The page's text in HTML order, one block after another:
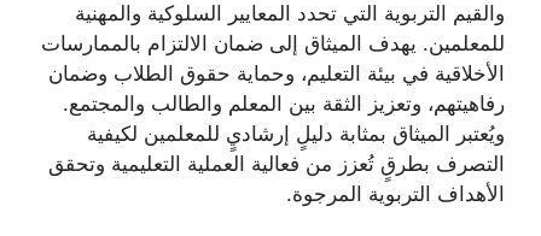
والقيم التربوية التي تحدد المعايير السلوكية والمهنية
للمعلمين. يهدف الميثاق إلى ضمان الالتزام بالممارسات
الأخلاقية في بيئة التعليم، وحماية حقوق الطلاب وضمان
رفاهيتهم، وتعزيز الثقة بين المعلم والطالب والمجتمع.
ويُعتبر الميثاق بمثابة دليلٍ إرشاديٍ للمعلمين لكيفية
التصرف بطرقٍ تُعزز من فعالية العملية التعليمية وتحقق
الأهداف التربوية المرجوة.